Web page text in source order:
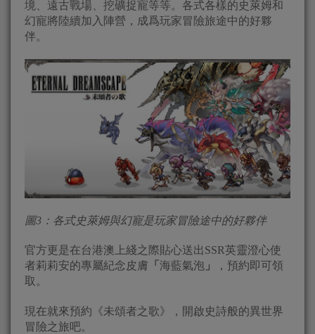
境、遠古戰場、挖礦捉寵等等。各式各樣的史萊姆和
幻寵將陸續加入陣營，成爲玩家冒險旅途中的好夥
伴。
圖3 ：各式史萊姆與幻寵是玩家冒險途中的好夥伴
官方更是在台港澳上綫之際貼心送出SSR英靈澄心使
者莉莉安的專屬紀念皮膚 「 海藍氣泡 」
，預約即可領
取。
現在就來預約《未頌者之歌》，開啟史詩般的異世界
冒險之旅吧。